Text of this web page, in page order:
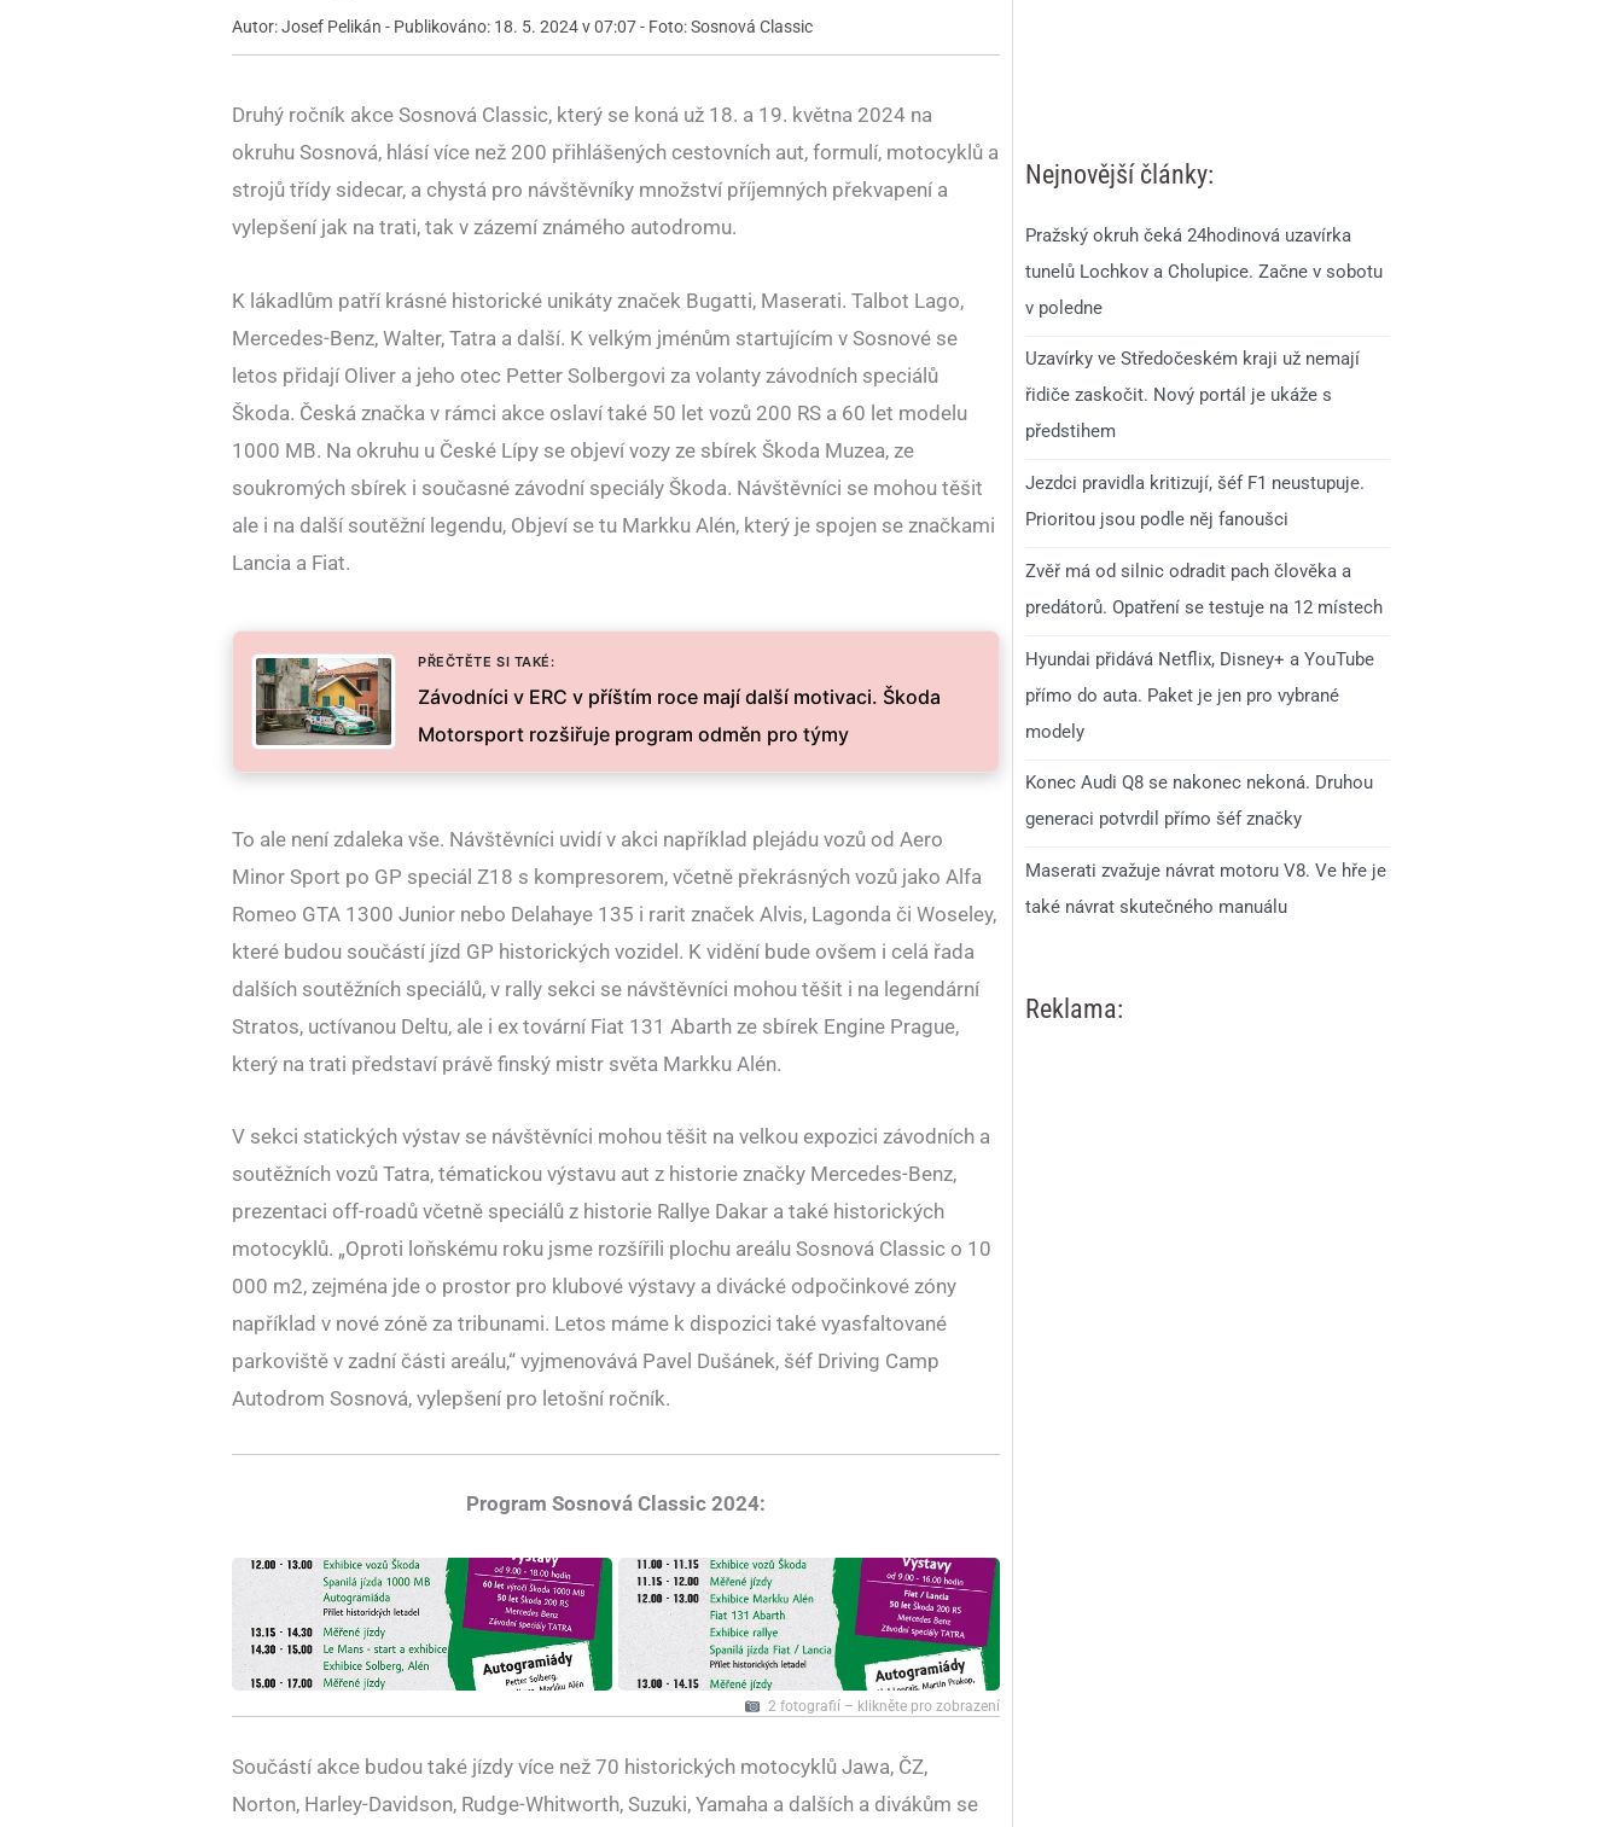
Autor: Josef Pelikán - Publikováno: 18. 5. 2024 v 07:07 - Foto: Sosnová Classic
Druhý ročník akce Sosnová Classic, který se koná už 18. a 19. května 2024 na
okruhu Sosnová, hlásí více než 200 přihlášených cestovních aut, formulí, motocyklů a
strojů třídy sidecar, a chystá pro návštěvníky množství příjemných překvapení a
vylepšení jak na trati, tak v zázemí známého autodromu.
K lákadlům patří krásné historické unikáty značek Bugatti, Maserati. Talbot Lago,
Mercedes-Benz, Walter, Tatra a další. K velkým jménům startujícím v Sosnové se
letos přidají Oliver a jeho otec Petter Solbergovi za volanty závodních speciálů
Škoda. Česká značka v rámci akce oslaví také 50 let vozů 200 RS a 60 let modelu
1000 MB. Na okruhu u České Lípy se objeví vozy ze sbírek Škoda Muzea, ze
soukromých sbírek i současné závodní speciály Škoda. Návštěvníci se mohou těšit
ale i na další soutěžní legendu, Objeví se tu Markku Alén, který je spojen se značkami
Lancia a Fiat.
PŘEČTĚTE SI TAKÉ:
Závodníci v ERC v příštím roce mají další motivaci. Škoda
Motorsport rozšiřuje program odměn pro týmy
To ale není zdaleka vše. Návštěvníci uvidí v akci například plejádu vozů od Aero
Minor Sport po GP speciál Z18 s kompresorem, včetně překrásných vozů jako Alfa
Romeo GTA 1300 Junior nebo Delahaye 135 i rarit značek Alvis, Lagonda či Woseley,
které budou součástí jízd GP historických vozidel. K vidění bude ovšem i celá řada
dalších soutěžních speciálů, v rally sekci se návštěvníci mohou těšit i na legendární
Stratos, uctívanou Deltu, ale i ex tovární Fiat 131 Abarth ze sbírek Engine Prague,
který na trati představí právě finský mistr světa Markku Alén.
V sekci statických výstav se návštěvníci mohou těšit na velkou expozici závodních a
soutěžních vozů Tatra, tématickou výstavu aut z historie značky Mercedes-Benz,
prezentaci off-roadů včetně speciálů z historie Rallye Dakar a také historických
motocyklů. „Oproti loňskému roku jsme rozšířili plochu areálu Sosnová Classic o 10
000 m2, zejména jde o prostor pro klubové výstavy a divácké odpočinkové zóny
například v nové zóně za tribunami. Letos máme k dispozici také vyasfaltované
parkoviště v zadní části areálu,“ vyjmenovává Pavel Dušánek, šéf Driving Camp
Autodrom Sosnová, vylepšení pro letošní ročník.
Program Sosnová Classic 2024:
2 fotografií – klikněte pro zobrazení
Součástí akce budou také jízdy více než 70 historických motocyklů Jawa, ČZ,
Norton, Harley-Davidson, Rudge-Whitworth, Suzuki, Yamaha a dalších a divákům se
Nejnovější články:
Pražský okruh čeká 24hodinová uzavírka
tunelů Lochkov a Cholupice. Začne v sobotu
v poledne
Uzavírky ve Středočeském kraji už nemají
řidiče zaskočit. Nový portál je ukáže s
předstihem
Jezdci pravidla kritizují, šéf F1 neustupuje.
Prioritou jsou podle něj fanoušci
Zvěř má od silnic odradit pach člověka a
predátorů. Opatření se testuje na 12 místech
Hyundai přidává Netflix, Disney+ a YouTube
přímo do auta. Paket je jen pro vybrané
modely
Konec Audi Q8 se nakonec nekoná. Druhou
generaci potvrdil přímo šéf značky
Maserati zvažuje návrat motoru V8. Ve hře je
také návrat skutečného manuálu
Reklama: